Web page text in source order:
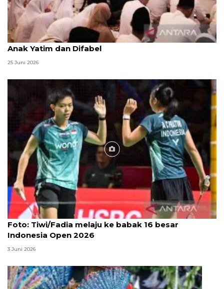
Menag jadikan setiap 10 Muharam sebagai Lebaran
Anak Yatim dan Difabel
25 Juni 2026
Foto
Foto: Tiwi/Fadia melaju ke babak 16 besar
Indonesia Open 2026
3 Juni 2026